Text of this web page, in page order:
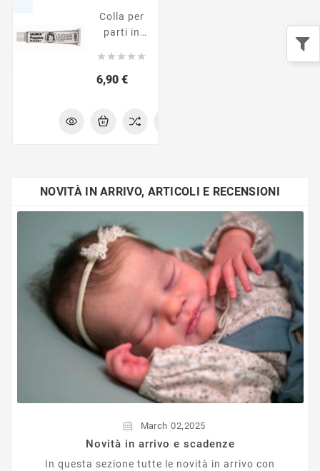
Colla per
parti in
    
6,90 €Prezzo
NOVITÀ IN ARRIVO, ARTICOLI E RECENSIONI
March 02,2025
Novità in arrivo e scadenze
In questa sezione tutte le novità in arrivo con